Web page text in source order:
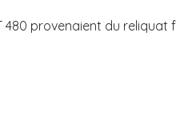
480 provenaient du reliquat